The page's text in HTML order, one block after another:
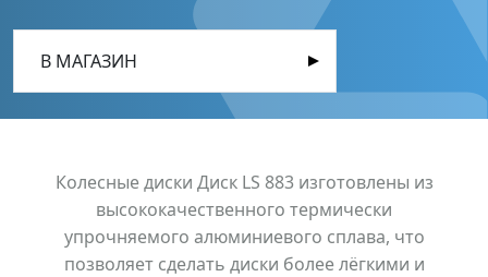
В МАГАЗИН
Колесные диски Диск LS 883 изготовлены из
высококачественного термически
упрочняемого алюминиевого сплава, что
позволяет сделать диски более лёгкими и